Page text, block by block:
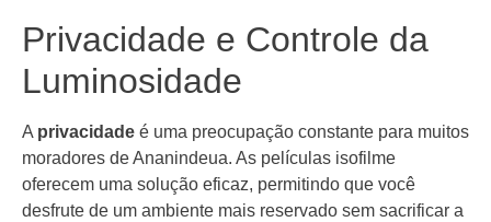
Privacidade e Controle da
Luminosidade
A privacidade é uma preocupação constante para muitos
moradores de Ananindeua. As películas isofilme
oferecem uma solução eficaz, permitindo que você
desfrute de um ambiente mais reservado sem sacrificar a